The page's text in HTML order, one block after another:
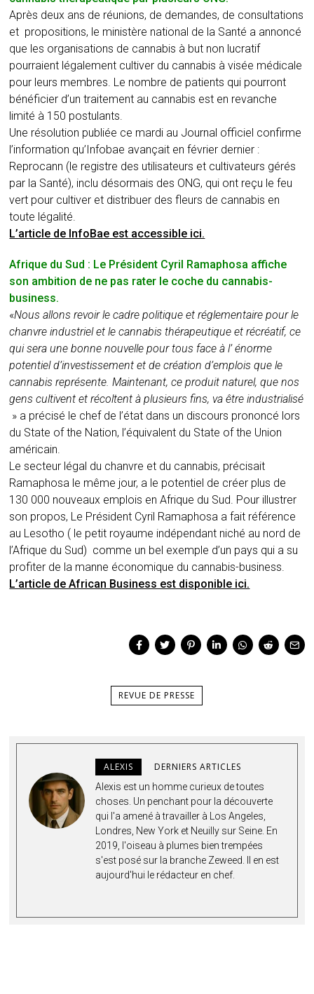
Après deux ans de réunions, de demandes, de consultations
et propositions, le ministère national de la Santé a annoncé
que les organisations de cannabis à but non lucratif
pourraient légalement cultiver du cannabis à visée médicale
pour leurs membres. Le nombre de patients qui pourront
bénéficier d’un traitement au cannabis est en revanche
limité à 150 postulants.
Une résolution publiée ce mardi au Journal officiel confirme
l’information qu’Infobae avançait en février dernier :
Reprocann (le registre des utilisateurs et cultivateurs gérés
par la Santé), inclu désormais des ONG, qui ont reçu le feu
vert pour cultiver et distribuer des fleurs de cannabis en
toute légalité.
L’article de InfoBae est accessible ici.
Afrique du Sud : Le Président Cyril Ramaphosa affiche
son ambition de ne pas rater le coche du cannabis-
business.
«Nous allons revoir le cadre politique et réglementaire pour le
chanvre industriel et le cannabis thérapeutique et récréatif, ce
qui sera une bonne nouvelle pour tous face à l’ énorme
potentiel d’investissement et de création d’emplois que le
cannabis représente. Maintenant, ce produit naturel, que nos
gens cultivent et récoltent à plusieurs fins, va être industrialisé
» a précisé le chef de l’état dans un discours prononcé lors
du State of the Nation, l’équivalent du State of the Union
américain.
Le secteur légal du chanvre et du cannabis, précisait
Ramaphosa le même jour, a le potentiel de créer plus de
130 000 nouveaux emplois en Afrique du Sud. Pour illustrer
son propos, Le Président Cyril Ramaphosa a fait référence
au Lesotho ( le petit royaume indépendant niché au nord de
l’Afrique du Sud) comme un bel exemple d’un pays qui a su
profiter de la manne économique du cannabis-business.
L’article de African Business est disponible ici.
REVUE DE PRESSE
ALEXIS DERNIERS ARTICLES
Alexis est un homme curieux de toutes
choses. Un penchant pour la découverte
qui l'a amené à travailler à Los Angeles,
Londres, New York et Neuilly sur Seine. En
2019, l'oiseau à plumes bien trempées
s'est posé sur la branche Zeweed. Il en est
aujourd'hui le rédacteur en chef.